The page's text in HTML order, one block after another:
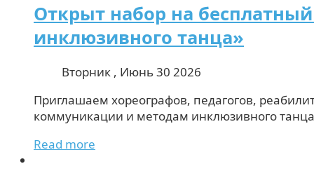
Открыт набор на
инклюзивного танца»
Вторник , Июнь 30 2026
Приглашаем хореографов, педагогов,
коммуникации и методам инклюзивного
Read more